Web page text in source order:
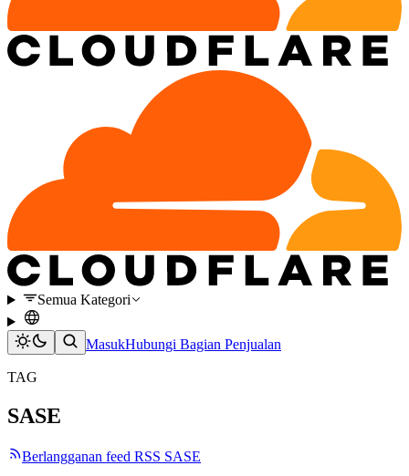
Semua Kategori
MasukHubungi Bagian Penjualan
TAG
SASE
Berlangganan feed RSS SASE